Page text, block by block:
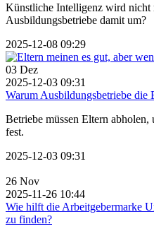
Künstliche Intelligenz wird nicht
Ausbildungsbetriebe damit um?
2025-12-08 09:29
03 Dez
2025-12-03 09:31
Warum Ausbildungsbetriebe die
Betriebe müssen Eltern
fest.
2025-12-03 09:31
26 Nov
2025-11-26 10:44
Wie hilft die Arbeitgebermarke
zu finden?